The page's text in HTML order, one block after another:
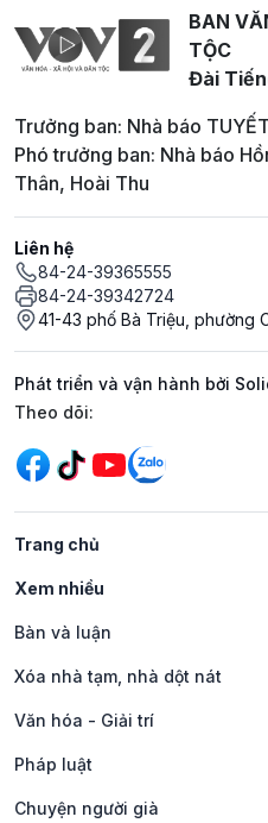
BAN
TỘC
Đài
Trưởng ban: Nhà báo
Phó trưởng ban: Nhà báo
Thân, Hoài Thu
Liên hệ
84-24-39365555
84-24-39342724
41-43 phố Bà Triệu, phường
Phát triển và vận hành bởi
Mạng xã hội
Theo dõi:
Trang chủ
Xem nhiều
Bàn và luận
Xóa nhà tạm, nhà dột nát
Văn hóa - Giải trí
Pháp luật
Chuyện người già